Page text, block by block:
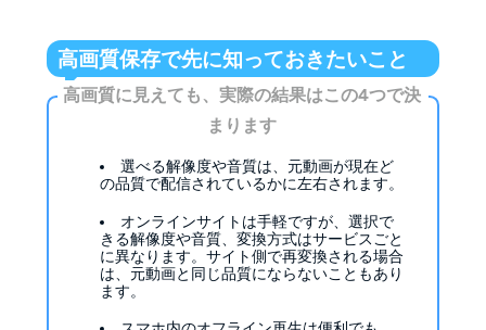
高画質保存で先に知っておきたいこと
高画質に見えても、実際の結果はこの4つで決
まります
選べる解像度や音質は、元動画が現在ど
の品質で配信されているかに左右されます。
オンラインサイトは手軽ですが、選択で
きる解像度や音質、変換方式はサービスごと
に異なります。サイト側で再変換される場合
は、元動画と同じ品質にならないこともあり
ます。